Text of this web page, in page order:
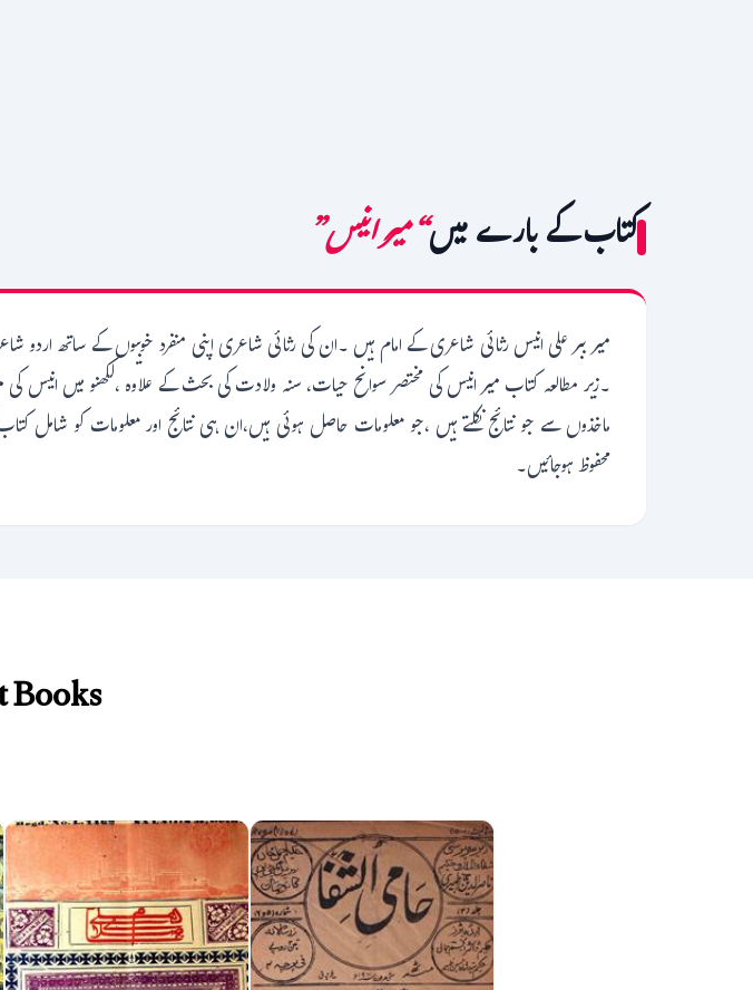
کتاب کے بارے میں“میر انیس”
میر ببر علی انیس رثائی شاعری کے امام ہیں ۔ان کی رثائی شاعری اپنی منفرد خوبیوں کے ساتھ
۔زیر مطالعہ کتاب میر انیس کی مختصر سوانح حیات، سنہ ولادت کی بحث کے علاوہ ،لکھنو میں انیس
ماخذوں سے جو نتائج نکلتے ہیں ،جو معلومات حاصل ہوئی ہیں،ان ہی نتائج اور معلومات کو
محفوظ ہوجائیں۔